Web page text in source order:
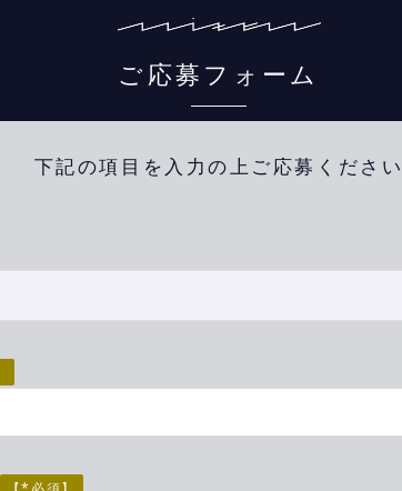
ご応募フォーム
下記の項目を入力の上ご応募ください